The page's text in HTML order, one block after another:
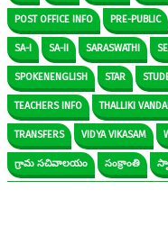
POST OFFICE INFO PRE-PUBLIC
SA-I SA-II SARASWATHI
SPOKENENGLISH STAR
TEACHERS INFO THALLIKI
TRANSFERS VIDYA VIKASAM
గ్రామ సచివాలయం సంక్రాంతి